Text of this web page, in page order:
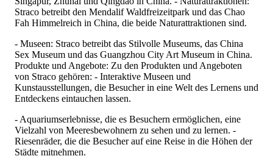
Straco betreibt den Mendalif Waldfreizeitpark und das Chao
Fah Himmelreich in China, die beide Naturattraktionen sind.
- Museen: Straco betreibt das Stilvolle Museums, das China
Sex Museum und das Guangzhou City Art Museum in China.
Produkte und Angebote: Zu den Produkten und Angeboten
von Straco gehören: - Interaktive Museen und
Kunstausstellungen, die Besucher in eine Welt des Lernens und
Entdeckens eintauchen lassen.
- Aquariumserlebnisse, die es Besuchern ermöglichen, eine
Vielzahl von Meeresbewohnern zu sehen und zu lernen. -
Riesenräder, die die Besucher auf eine Reise in die Höhen der
Städte mitnehmen.